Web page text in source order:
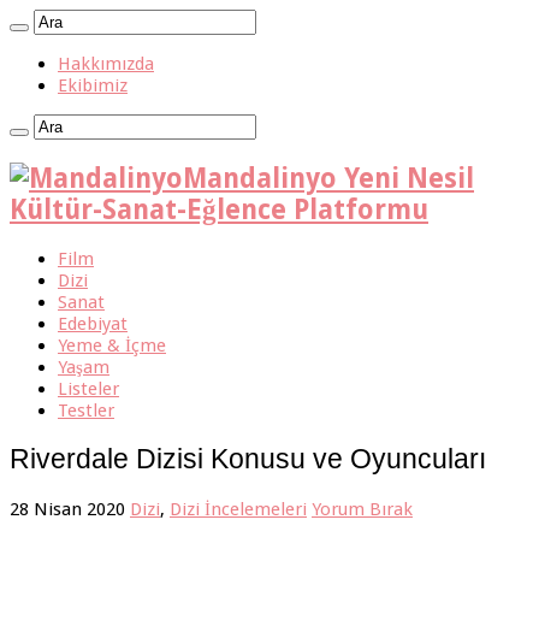
Hakkımızda
Ekibimiz
Mandalinyo Yeni Nesil
Kültür-Sanat-Eğlence Platformu
Film
Dizi
Sanat
Edebiyat
Yeme & İçme
Yaşam
Listeler
Testler
Riverdale Dizisi Konusu ve Oyuncuları
28 Nisan 2020 Dizi, Dizi İncelemeleri Yorum Bırak